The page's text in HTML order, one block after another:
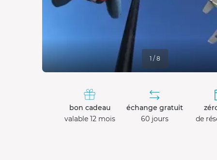
1 / 8
bon cadeau
valable 12 mois
échange gratuit
60 jours
de